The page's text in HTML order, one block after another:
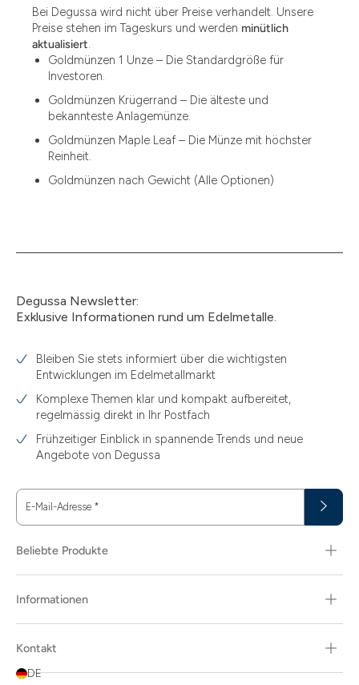
1.87
12.15
13.77
15.55
15.60
3.05
3.11
3.12
3.44
3.58
3.66
30
Bei Degussa wird nicht über Preise verhandelt. Unsere
Preise stehen im Tageskurs und werden minütlich
aktualisiert.
Goldmünzen 1 Unze – Die Standardgröße für
Investoren.
Goldmünzen Krügerrand – Die älteste und
bekannteste Anlagemünze.
Goldmünzen Maple Leaf – Die Münze mit höchster
Reinheit.
Goldmünzen nach Gewicht (Alle Optionen)
Degussa Newsletter:
Exklusive Informationen rund um Edelmetalle.
Bleiben Sie stets informiert über die wichtigsten
Entwicklungen im Edelmetallmarkt
Komplexe Themen klar und kompakt aufbereitet,
regelmässig direkt in Ihr Postfach
Frühzeitiger Einblick in spannende Trends und neue
Angebote von Degussa
E-Mail-Adresse *
Beliebte Produkte
Informationen
Kontakt
DE